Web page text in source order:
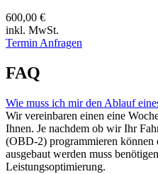
600,00 €
inkl. MwSt.
Termin Anfragen
FAQ
Wie muss ich mir den Ablauf
Wir vereinbaren einen eine
Ihnen. Je nachdem ob wir Ihr
(OBD-2) programmieren können
ausgebaut werden muss
Leistungsoptimierung.